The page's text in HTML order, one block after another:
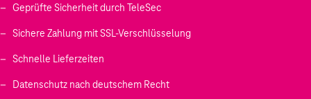
Geprüfte Sicherheit durch TeleSec
Sichere Zahlung mit SSL-Verschlüsselung
Schnelle Lieferzeiten
Datenschutz nach deutschem Recht